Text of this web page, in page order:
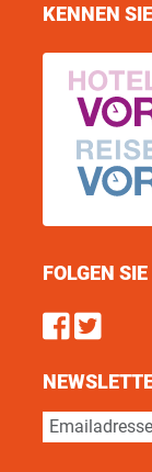
KENNEN
FOLGEN
Find